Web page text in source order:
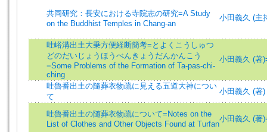
共同研究：長安における寺院志の研究=A Study
on the Buddhist Temples in Chang-an
小田義久 (主
吐峪溝出土大乗方便経断簡考=とよくこうしゅつ
どのだいじょうほうべんきょうだんかんこう
=Some Problems of the Formation of Ta-pas-chi-
ching
小田義久 (著
吐魯番出土の隨葬衣物疏に見える五道大神につい
て
小田義久 (著)
吐魯番出土の随葬衣物疏について=Notes on the
List of Clothes and Other Objects Found at Turfan
小田義久 (著